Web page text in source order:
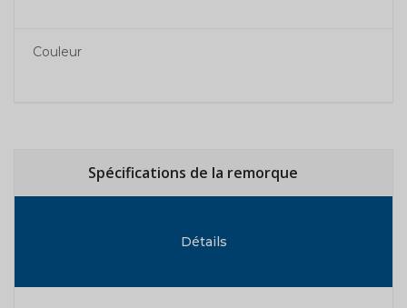
Couleur
Spécifications de la remorque
Détails